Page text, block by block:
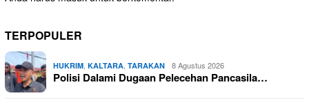
TERPOPULER
HUKRIM KALTARA TARAKAN 8 Agustus 2026
Polisi Dalami Dugaan Pelecehan Pancasila…